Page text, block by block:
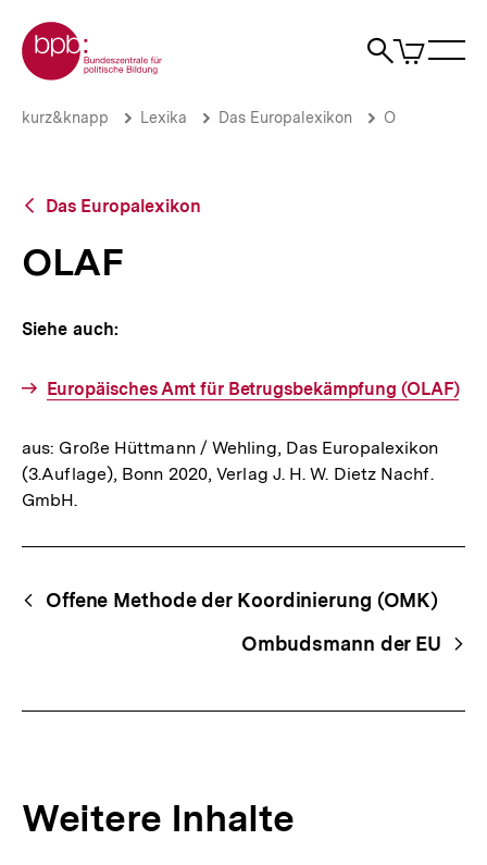
zum
Seiteninhalt
springen
Zur Startseite der bpb
Suche
Artikel
im
OLAF
Brotkrümelnavigation
Pfadnavigation
kurz&knapp Lexika Das Europalexikon O
Zurück
Übersicht
Das Europalexikon
OLAF
Siehe auch:
Europäisches Amt für Betrugsbekämpfung (OLAF)
aus: Große Hüttmann / Wehling, Das Europalexikon
(3.Auflage), Bonn 2020, Verlag J. H. W. Dietz Nachf.
GmbH.
Begriffsnavigation
Content-
Navigation
Offene Methode der Koordinierung (OMK)
Ombudsmann der EU
Weitere Inhalte